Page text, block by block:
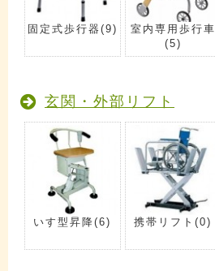
固定式歩行器 (9)
室内専用歩行車
(5)
玄関・外部リフト
いす型昇降(6) 携帯リフト(0)